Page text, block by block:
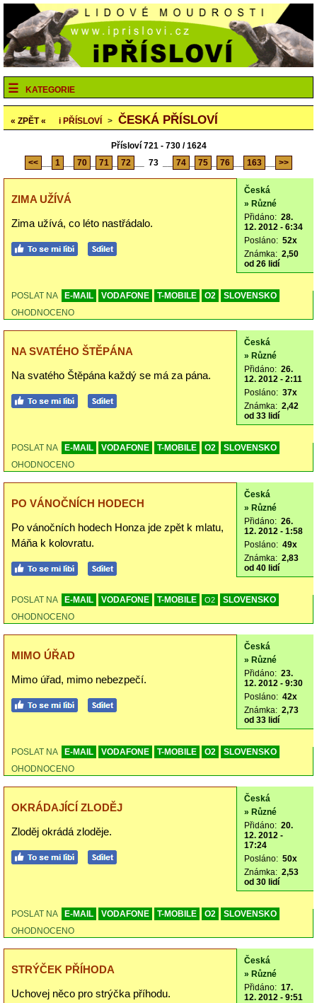
KATEGORIE
« ZPĚT « i PŘÍSLOVÍ > ČESKÁ PŘÍSLOVÍ
Přísloví 721 - 730 / 1624
<<
1 70 71 72 73 74 75 76 163 >>
ZIMA UŽÍVÁ
Zima užívá, co léto nastřádalo.
Česká
» Různé
Přidáno: 28.
12. 2012 - 6:34
Posláno: 52x
Známka: 2,50
od 26 lidí
POSLAT NA E-MAIL VODAFONE T-MOBILE O2
SLOVENSKO
OHODNOCENO
NA SVATÉHO ŠTĚPÁNA
Na svatého Štěpána každý se má za pána.
Česká
» Různé
Přidáno: 26.
12. 2012 - 2:11
Posláno: 37x
Známka: 2,42
od 33 lidí
POSLAT NA E-MAIL VODAFONE T-MOBILE O2
SLOVENSKO
OHODNOCENO
PO VÁNOČNÍCH HODECH
Po vánočních hodech Honza jde zpět k mlatu,
Máňa k kolovratu.
Česká
» Různé
Přidáno: 26.
12. 2012 - 1:58
Posláno: 49x
Známka: 2,83
od 40 lidí
POSLAT NA E-MAIL VODAFONE T-MOBILE O2
SLOVENSKO
OHODNOCENO
MIMO ÚŘAD
Mimo úřad, mimo nebezpečí.
Česká
» Různé
Přidáno: 23.
12. 2012 - 9:30
Posláno: 42x
Známka: 2,73
od 33 lidí
POSLAT NA E-MAIL VODAFONE T-MOBILE O2
SLOVENSKO
OHODNOCENO
OKRÁDAJÍCÍ ZLODĚJ
Zloděj okrádá zloděje.
Česká
» Různé
Přidáno: 20.
12. 2012 -
17:24
Posláno: 50x
Známka: 2,53
od 30 lidí
POSLAT NA E-MAIL VODAFONE T-MOBILE O2
SLOVENSKO
OHODNOCENO
STRÝČEK PŘÍHODA
Uchovej něco pro strýčka příhodu.
Česká
» Různé
Přidáno: 17.
12. 2012 - 9:51